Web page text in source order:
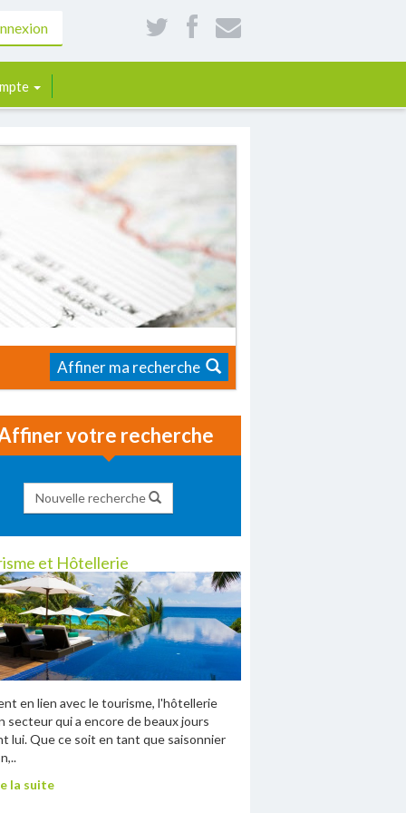
Affiner ma recherche
votre recherche
Nouvelle recherche
et Hôtellerie
en lien avec le tourisme, l'hôtellerie
secteur qui a encore de beaux jours
lui. Que ce soit en tant que saisonnier
la suite